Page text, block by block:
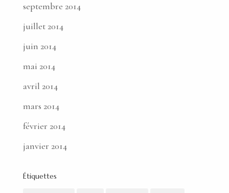
septembre 2014
juillet 2014
juin 2014
mai 2014
avril 2014
mars 2014
février 2014
janvier 2014
Étiquettes